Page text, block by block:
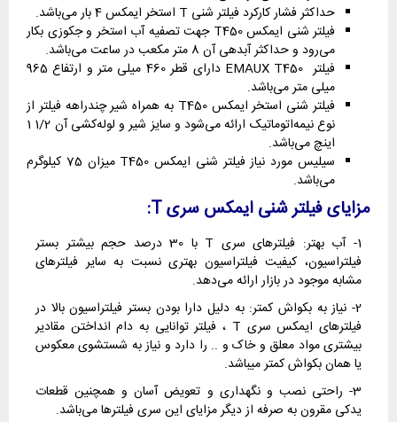
حداکثر فشار کارکرد فیلتر شنی T استخر ایمکس 4 بار می‌باشد.
فیلتر شنی ایمکس T450 جهت تصفیه آب استخر و جکوزی بکار
می‌رود و حداکثر آبدهی آن 8 متر مکعب در ساعت می‌باشد.
فیلتر EMAUX T450 دارای قطر 460 میلی متر و ارتفاع 965
میلی متر می‌باشد.
فیلتر شنی استخر ایمکس T450 به همراه شیر چندراهه فیلتر از
نوع نیمه‌اتوماتیک ارائه می‌شود و سایز شیر و لوله‌کشی آن 1/2 1
اینچ می‌باشد.
سیلیس مورد نیاز فیلتر شنی ایمکس T450 میزان 75 کیلوگرم
می‌باشد.
مزایای فیلتر شنی ایمکس سری T:
1- آب بهتر: فیلترهای سری T با 30 درصد حجم بیشتر بستر
فیلتراسیون، کیفیت فیلتراسیون بهتری نسبت به سایر فیلترهای
مشابه موجود در بازار ارائه می‌دهد.
2- نیاز به بکواش کمتر: به دلیل دارا بودن بستر فیلتراسیون بالا در
فیلترهای ایمکس سری T ، فیلتر توانایی به دام انداختن مقادیر
بیشتری مواد معلق و خاک و .. را دارد و نیاز به شستشوی معکوس
یا همان بکواش کمتر می‍باشد.
3- راحتی نصب و نگهداری و تعویض آسان و همچنین قطعات
یدکی مقرون به صرفه از دیگر مزایای این سری فیلترها می‌باشد.